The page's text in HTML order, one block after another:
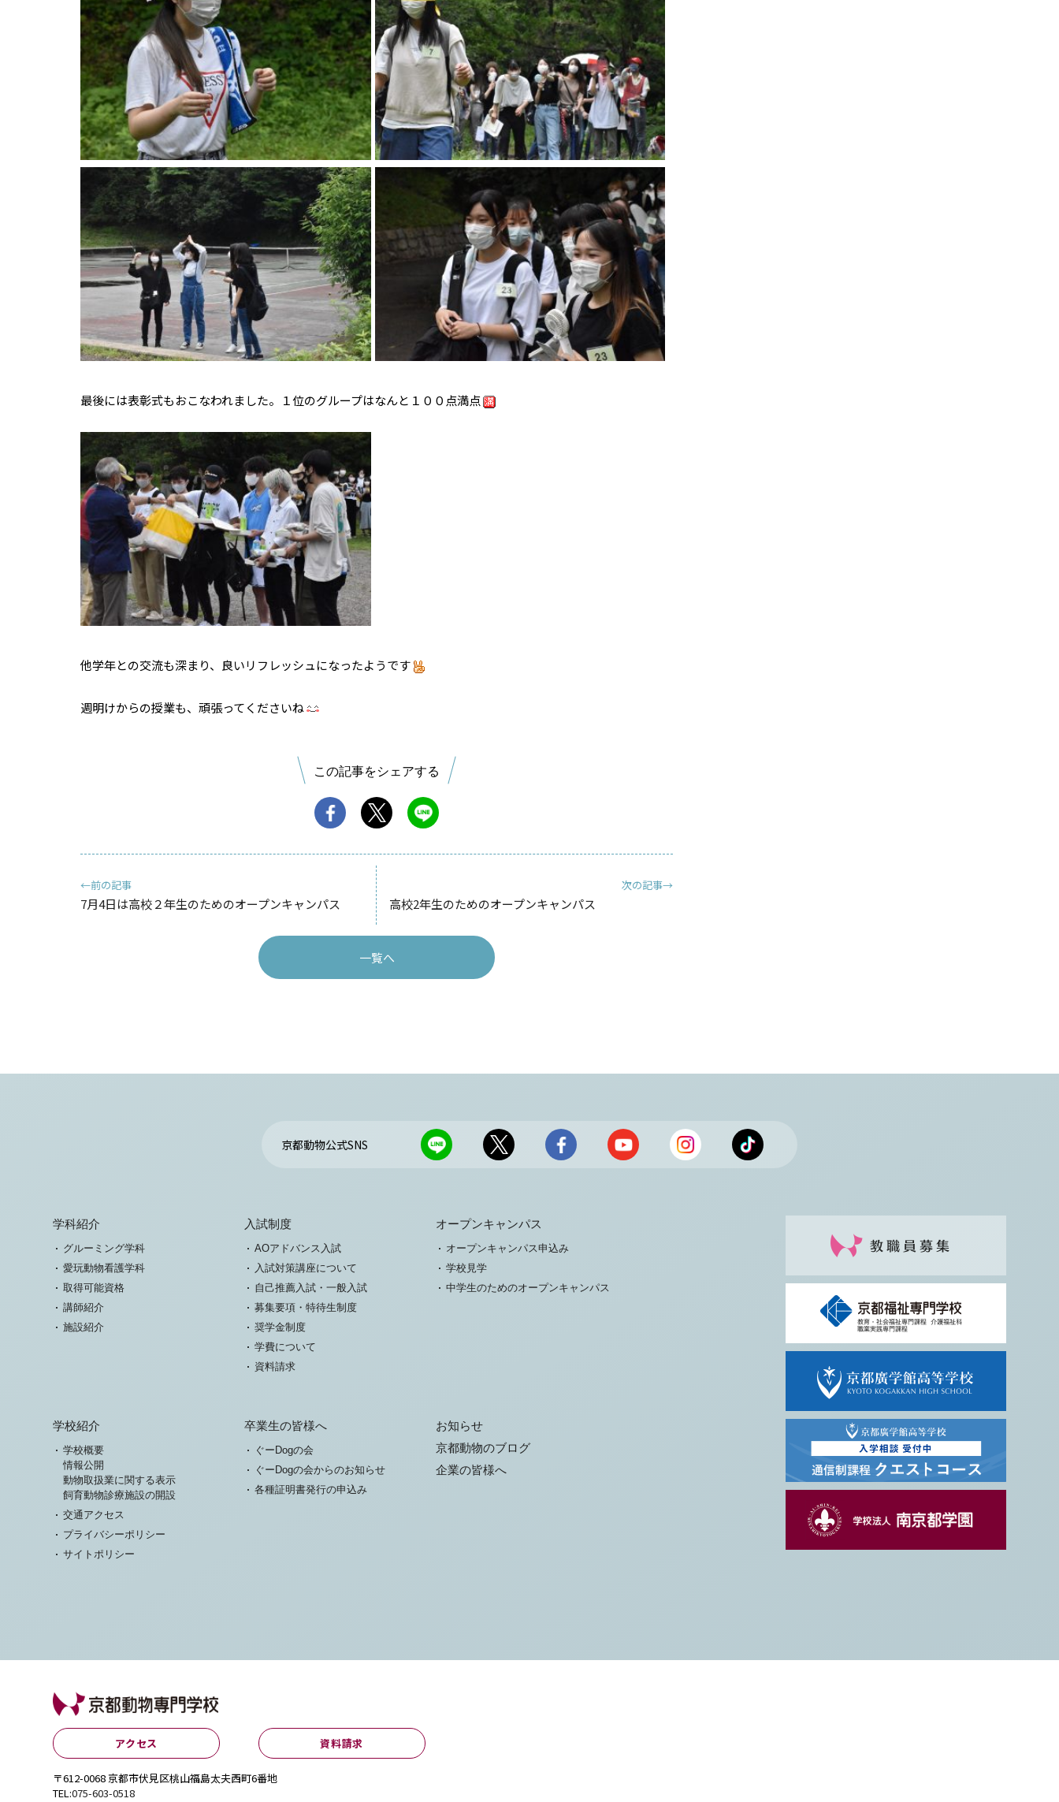
最後には表彰式もおこなわれました。１位のグループはなんと１００点満点
他学年との交流も深まり、良いリフレッシュになったようです
週明けからの授業も、頑張ってくださいね
この記事をシェアする
←前の記事
7月4日は高校２年生のためのオープンキャンパス
次の記事→
高校2年生のためのオープンキャンパス
一覧へ
京都動物公式SNS
学科紹介
グルーミング学科
愛玩動物看護学科
取得可能資格
講師紹介
施設紹介
入試制度
AOアドバンス入試
入試対策講座について
自己推薦入試・一般入試
募集要項・特待生制度
奨学金制度
学費について
資料請求
オープンキャンパス
オープンキャンパス申込み
学校見学
中学生のためのオープンキャンパス
学校紹介
学校概要
情報公開
動物取扱業に関する表示
飼育動物診療施設の開設
交通アクセス
プライバシーポリシー
サイトポリシー
卒業生の皆様へ
ぐーDogの会
ぐーDogの会からのお知らせ
各種証明書発行の申込み
お知らせ
京都動物のブログ
企業の皆様へ
アクセス 資料請求
〒612-0068 京都市伏見区桃山福島太夫西町6番地
TEL:075-603-0518